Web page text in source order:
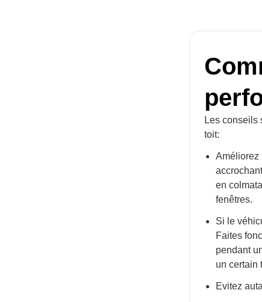
Les conseils
toit:
Améliorez
en
fenêtres.
Si le
Faites
pendant
un certain
Evitez